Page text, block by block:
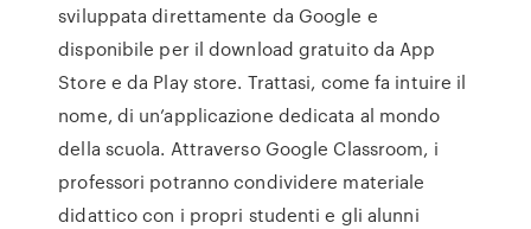
sviluppata direttamente da Google e
disponibile per il download gratuito da App
Store e da Play store. Trattasi, come fa intuire il
nome, di un’applicazione dedicata al mondo
della scuola. Attraverso Google Classroom, i
professori potranno condividere materiale
didattico con i propri studenti e gli alunni